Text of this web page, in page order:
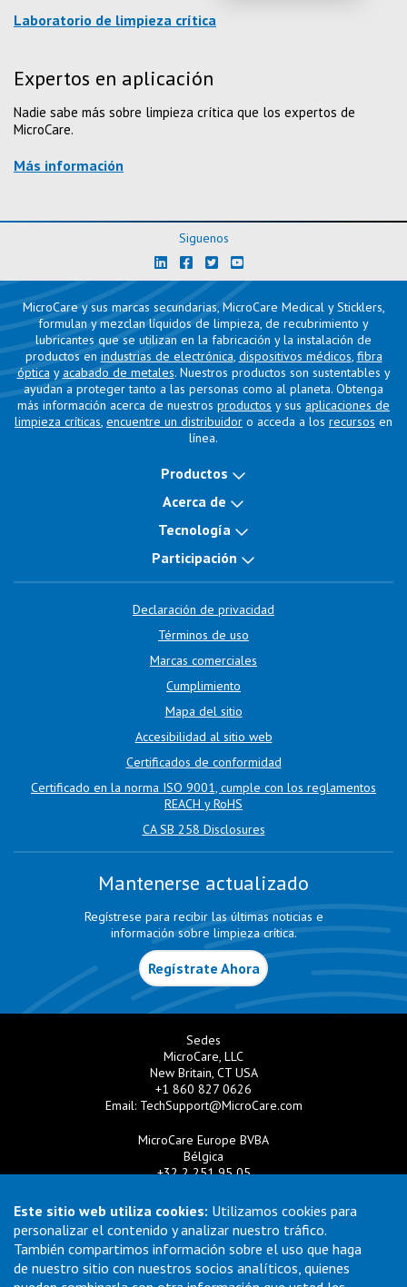
Este sitio web utiliza cookies: Utilizamos cookies para
personalizar el contenido y analizar nuestro tráfico.
También compartimos información sobre el uso que haga
de nuestro sitio con nuestros socios analíticos, quienes
Laboratorio de limpieza crítica
Expertos en aplicación
Nadie sabe más sobre limpieza crítica que los expertos de
MicroCare.
Más información
Siguenos
MicroCare y sus marcas secundarias, MicroCare Medical y Sticklers,
formulan y mezclan líquidos de limpieza, de recubrimiento y
lubricantes que se utilizan en la fabricación y la instalación de
productos en industrias de electrónica, dispositivos médicos, fibra
óptica y acabado de metales. Nuestros productos son sustentables y
ayudan a proteger tanto a las personas como al planeta. Obtenga
más información acerca de nuestros productos y sus aplicaciones de
limpieza críticas, encuentre un distribuidor o acceda a los recursos en
línea.
Productos
Acerca de
Tecnología
Participación
Declaración de privacidad
Términos de uso
Marcas comerciales
Cumplimiento
Mapa del sitio
Accesibilidad al sitio web
Certificados de conformidad
Certificado en la norma ISO 9001, cumple con los reglamentos
REACH y RoHS
CA SB 258 Disclosures
Mantenerse actualizado
Regístrese para recibir las últimas noticias e
información sobre limpieza crítica.
Regístrate Ahora
Sedes
MicroCare, LLC
New Britain, CT USA
+1 860 827 0626
Email: TechSupport@MicroCare.com
MicroCare Europe BVBA
Bélgica
+32 2 251 95 05
MicroCare U.K. Ltd
Reino Unido
+44 (0) 113 3609019
Email:MCCEurope@MicroCare.com